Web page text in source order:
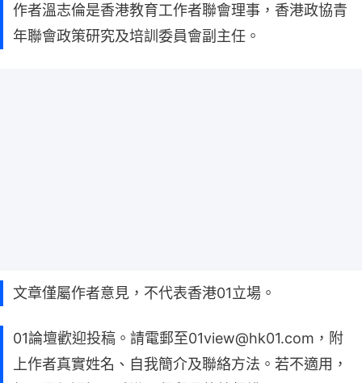
作者溫志倫是香港教育工作者聯會理事，香港政協青
年聯會政策研究及培訓委員會副主任。
文章僅屬作者意見，不代表香港01立場。
01論壇歡迎投稿。請電郵至01view@hk01.com，附
上作者真實姓名、自我簡介及聯絡方法。若不適用，